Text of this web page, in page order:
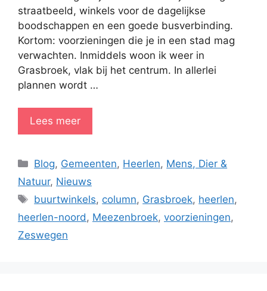
straatbeeld, winkels voor de dagelijkse
boodschappen en een goede busverbinding.
Kortom: voorzieningen die je in een stad mag
verwachten. Inmiddels woon ik weer in
Grasbroek, vlak bij het centrum. In allerlei
plannen wordt …
Lees meer
Categorieën
Blog, Gemeenten, Heerlen, Mens, Dier &
Natuur, Nieuws
Tags
buurtwinkels, column, Grasbroek, heerlen,
heerlen-noord, Meezenbroek, voorzieningen,
Zeswegen